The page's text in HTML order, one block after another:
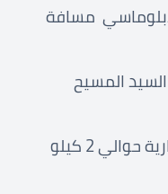
مسافة
المسيح
يبعد عن مسجد العاصمة الإدارية حوالي 2 كيلو